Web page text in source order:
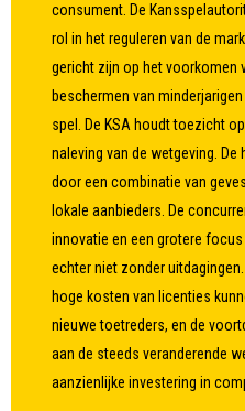
consument. De
rol in het reguleren van de
gericht zijn op het voorkomen
beschermen van
spel. De KSA houdt toezicht
naleving van de wetgeving.
door een combinatie van
lokale aanbieders. De
innovatie en een grotere
echter niet zonder
hoge kosten van licenties
nieuwe toetreders, en de
aan de steeds veranderende
aanzienlijke investering in